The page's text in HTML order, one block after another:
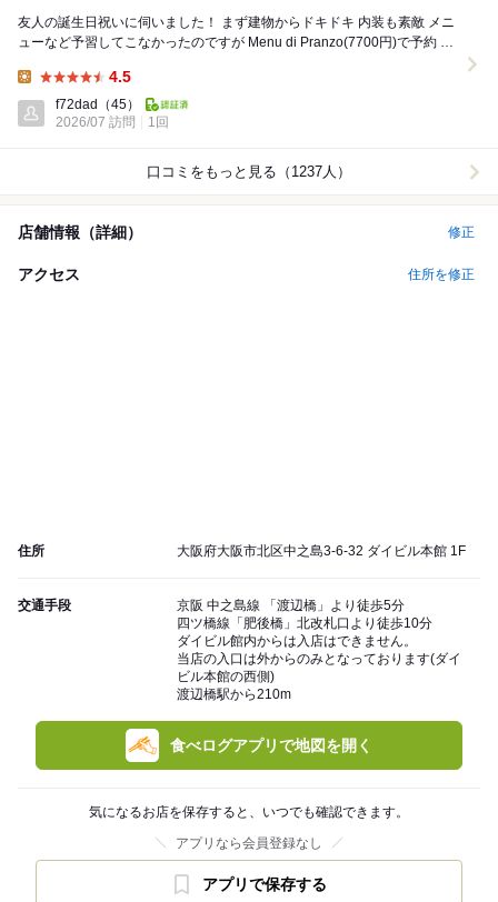
友人の誕生日祝いに伺いました！ まず建物からドキドキ 内装も素敵 メニ
ューなど予習してこなかったのですが Menu di Pranzo(7700円)で予約 ・
4.5
f72dad
（45）
2026/07 訪問
1回
口コミをもっと見る（1237人）
店舗情報（詳細） 修正
アクセス 住所を修正
住所 大阪府大阪市北区中之島3-6-32 ダイビル本館 1F
交通手段
京阪 中之島線 「渡辺橋」より徒歩5分
四ツ橋線「肥後橋」北改札口より徒歩10分
ダイビル館内からは入店はできません。
当店の入口は外からのみとなっております(ダイ
ビル本館の西側)
渡辺橋駅から210m
食べログアプリで地図を開く
気になるお店を保存すると、いつでも確認できます。
アプリなら会員登録なし
アプリで保存する